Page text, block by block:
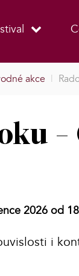
akce |
-
2026 od
i